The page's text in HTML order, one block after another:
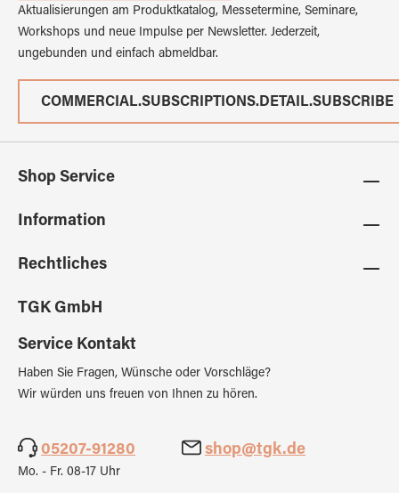
Aktualisierungen am Produktkatalog, Messetermine, Seminare,
Workshops und neue Impulse per Newsletter. Jederzeit,
ungebunden und einfach abmeldbar.
COMMERCIAL.SUBSCRIPTIONS.DETAIL.SUBSCRIBE
Shop Service
Information
Rechtliches
TGK GmbH
Service Kontakt
Haben Sie Fragen, Wünsche oder Vorschläge?
Wir würden uns freuen von Ihnen zu hören.
05207-91280 shop@tgk.de
Mo. - Fr. 08-17 Uhr